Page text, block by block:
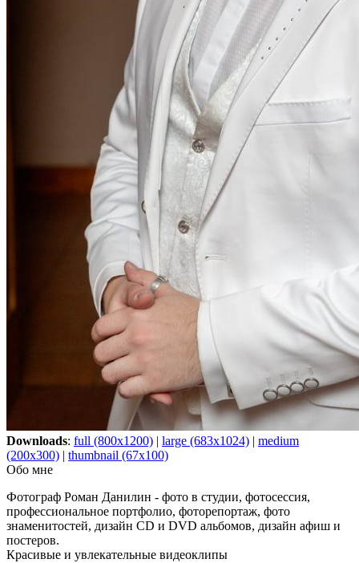
Downloads: full (800x1200) | large (683x1024) | medium
(200x300) | thumbnail (67x100)
Обо мне
Фотограф Роман Данилин - фото в студии, фотосессия,
профессиональное портфолио, фоторепортаж, фото
знаменитостей, дизайн CD и DVD альбомов, дизайн афиш и
постеров.
Красивые и увлекательные видеоклипы